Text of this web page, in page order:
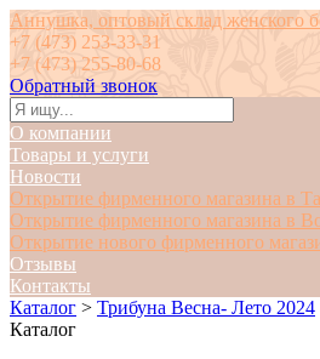
Аннушка, оптовый склад женского
+7 (473) 253-33-31
+7 (473) 255-80-68
Обратный звонок
О компании
Товары и услуги
Новости
Открытие фирменного магазина в
Открытие фирменного магазина в
Открытие нового фирменного
Отзывы
Контакты
Каталог > Трибуна Весна- Лето 2024
Каталог